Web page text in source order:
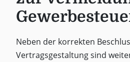
Neben der korrekten
Vertragsgestaltung sind